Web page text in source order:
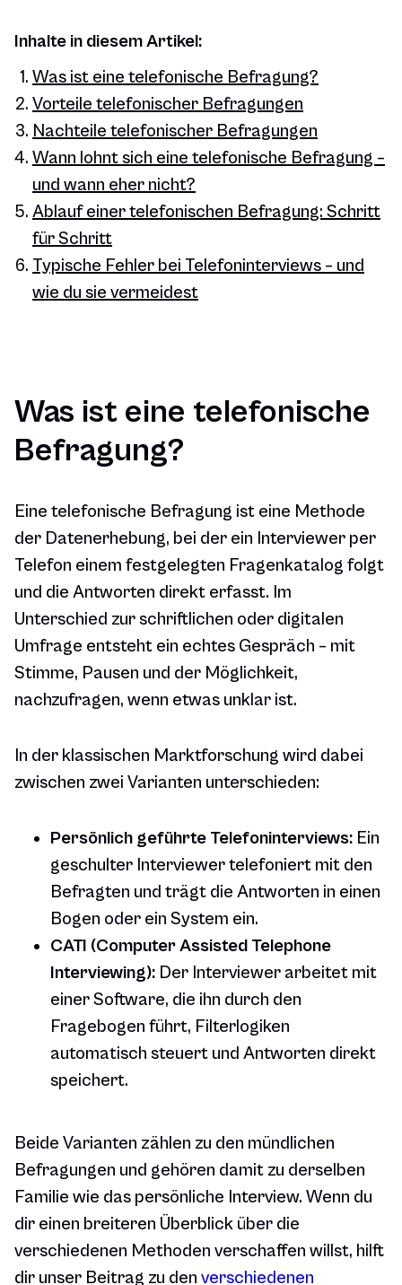
Inhalte in diesem Artikel:
Was ist eine telefonische Befragung?
Vorteile telefonischer Befragungen
Nachteile telefonischer Befragungen
Wann lohnt sich eine telefonische Befragung –
und wann eher nicht?
Ablauf einer telefonischen Befragung: Schritt
für Schritt
Typische Fehler bei Telefoninterviews – und
wie du sie vermeidest
Was ist eine telefonische
Befragung?
Eine telefonische Befragung ist eine Methode
der Datenerhebung, bei der ein Interviewer per
Telefon einem festgelegten Fragenkatalog folgt
und die Antworten direkt erfasst. Im
Unterschied zur schriftlichen oder digitalen
Umfrage entsteht ein echtes Gespräch – mit
Stimme, Pausen und der Möglichkeit,
nachzufragen, wenn etwas unklar ist.
In der klassischen Marktforschung wird dabei
zwischen zwei Varianten unterschieden:
Persönlich geführte Telefoninterviews: Ein
geschulter Interviewer telefoniert mit den
Befragten und trägt die Antworten in einen
Bogen oder ein System ein.
CATI (Computer Assisted Telephone
Interviewing): Der Interviewer arbeitet mit
einer Software, die ihn durch den
Fragebogen führt, Filterlogiken
automatisch steuert und Antworten direkt
speichert.
Beide Varianten zählen zu den mündlichen
Befragungen und gehören damit zu derselben
Familie wie das persönliche Interview. Wenn du
dir einen breiteren Überblick über die
verschiedenen Methoden verschaffen willst, hilft
dir unser Beitrag zu den verschiedenen